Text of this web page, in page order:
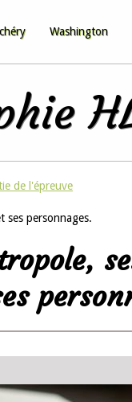
Washington
de l'épreuve
ses personnages.